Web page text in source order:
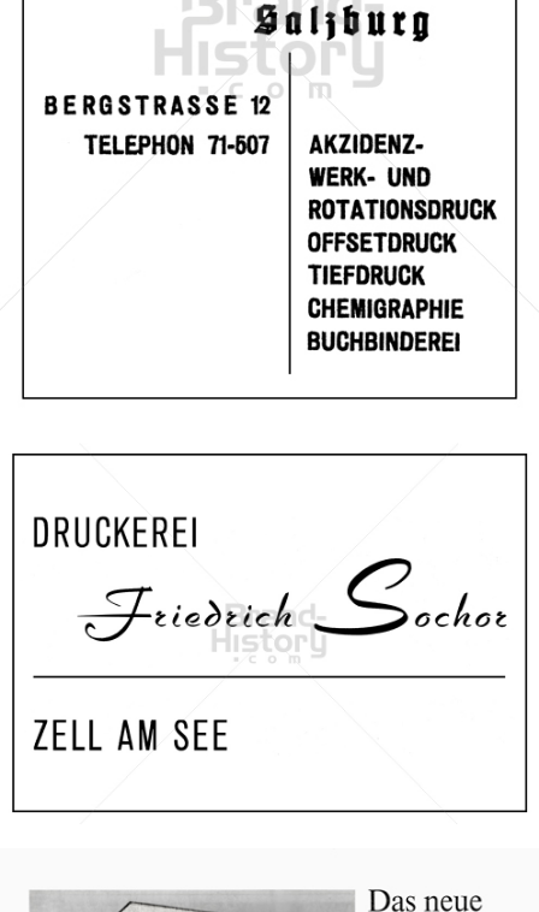
SALZBURGER DRUCKEREI
Salzburger Druckerei und Verlag
Bild-ID: 67122
Friedrich Sochor Friedrich Sochor 1956